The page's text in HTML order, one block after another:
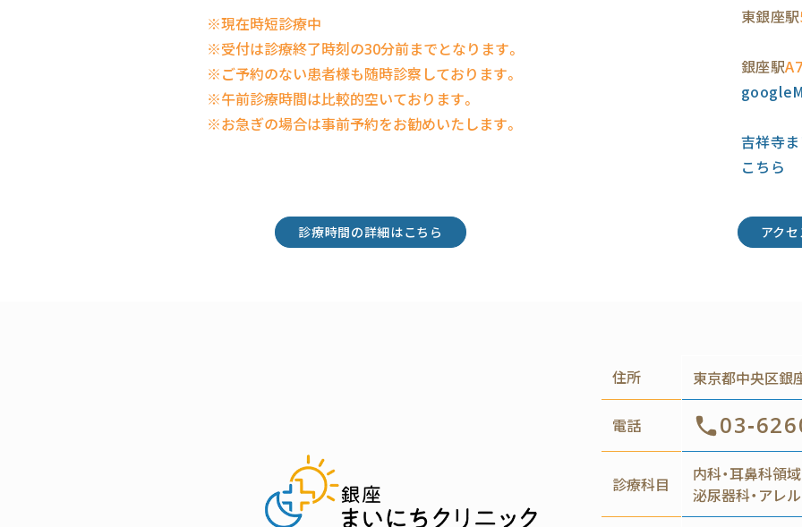
※現在時短診療中
※受付は診療終了時刻の30分前までとなります。
※ご予約のない患者様も随時診察しております。
※午前診療時間は比較的空いております。
※お急ぎの場合は事前予約をお勧めいたします。
東銀座駅
銀座駅
吉祥寺
こちら
診療時間の詳細はこちら アク
住所 東京都中央区銀
電話 03-
診療科目
内科・耳鼻科領域
泌尿器科・アレ